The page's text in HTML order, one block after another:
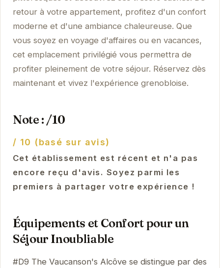
retour à votre appartement, profitez d'un confort
moderne et d'une ambiance chaleureuse. Que
vous soyez en voyage d'affaires ou en vacances,
cet emplacement privilégié vous permettra de
profiter pleinement de votre séjour. Réservez dès
maintenant et vivez l'expérience grenobloise.
Note : /10
/ 10 (basé sur avis)
Cet établissement est récent et n'a pas
encore reçu d'avis. Soyez parmi les
premiers à partager votre expérience !
Équipements et Confort pour un
Séjour Inoubliable
#D9 The Vaucanson's Alcôve se distingue par des